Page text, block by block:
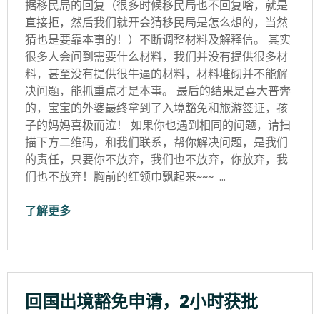
据移民局的回复（很多时候移民局也不回复啥，就是
直接拒，然后我们就开会猜移民局是怎么想的，当然
猜也是要靠本事的！）不断调整材料及解释信。 其实
很多人会问到需要什么材料，我们并没有提供很多材
料，甚至没有提供很牛逼的材料，材料堆砌并不能解
决问题，能抓重点才是本事。 最后的结果是喜大普奔
的，宝宝的外婆最终拿到了入境豁免和旅游签证，孩
子的妈妈喜极而泣！ 如果你也遇到相同的问题，请扫
描下方二维码，和我们联系，帮你解决问题，是我们
的责任，只要你不放弃，我们也不放弃，你放弃，我
们也不放弃！胸前的红领巾飘起来~~~ …
了解更多
回国出境豁免申请，2小时获批